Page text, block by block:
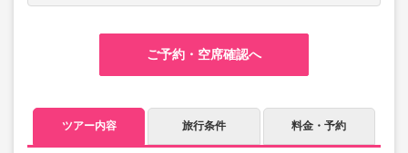
ご予約・空席確認へ
ツアー内容 旅行条件 料金・予約